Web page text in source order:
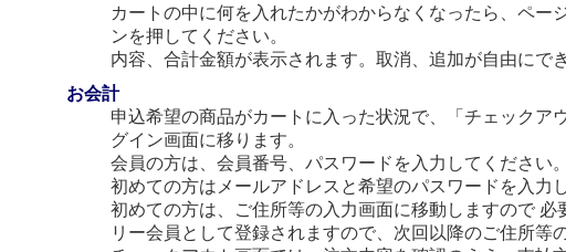
カートの中に何を入れたかがわからなくなったら、ペー
ンを押してください。
内容、合計金額が表示されます。取消、追加が自由にで
お会計
申込希望の商品がカートに入った状況で、「チェックア
グイン画面に移ります。
会員の方は、会員番号、パスワードを入力してください。
初めての方はメールアドレスと希望のパスワードを入力
初めての方は、ご住所等の入力画面に移動しますので
リー会員として登録されますので、次回以降のご住所等